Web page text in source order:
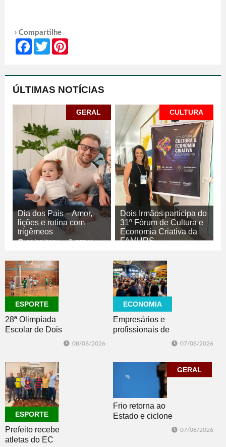
› Compartilhe
Facebook
Twitter
ÚLTIMAS NOTÍCIAS
GERAL
Dia dos Pais – Amor,
lições e rotina com
trigêmeos
08/08/2026 GERAL
CULTURA
Dois Irmãos participa do
31º Fórum de Cultura e
Economia Criativa da
FAMURS
CULTURA
ESPORTE
28ª Olimpíada
Escolar de Dois
08/08/2026
ECONOMIA
Empresários e
profissionais de
07/08/2026
ESPORTE
Prefeito recebe
atletas do EC
GERAL
Frio retorna ao
Estado e ciclone
07/08/2026